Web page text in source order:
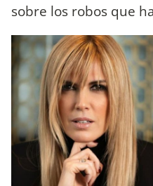
sobre los robos que